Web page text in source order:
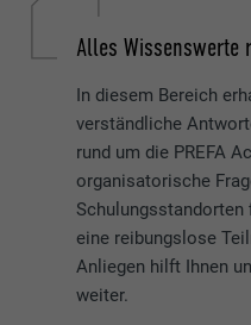
Alles Wissenswerte
In diesem Bereich
verständliche
rund um die PREFA
organisatorische
Schulungsstandorten
eine reibungslose
Anliegen hilft Ihnen
weiter.